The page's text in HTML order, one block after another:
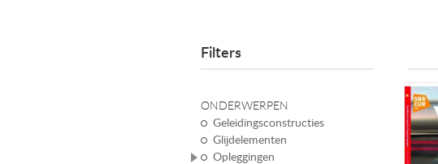
Filters
ONDERWERPEN
Geleidingsconstructies
Glijdelementen
Opleggingen